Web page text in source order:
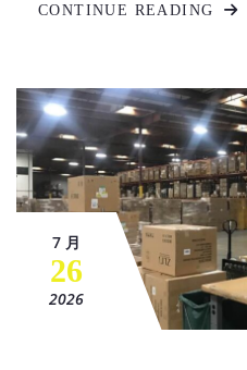
CONTINUE READING
7 月
26
2026